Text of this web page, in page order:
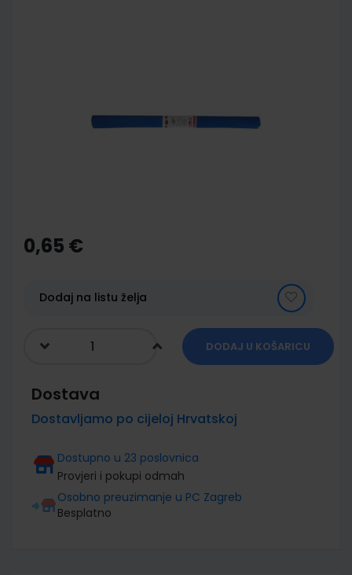
the
beginning
gallery
0,65 €
Dodaj na listu želja
DODAJ U KOŠARICU
Dostava
Dostavljamo po cijeloj Hrvatskoj
Dostupno u 23 poslovnica
Provjeri i pokupi odmah
Osobno preuzimanje u PC Zagreb
Besplatno